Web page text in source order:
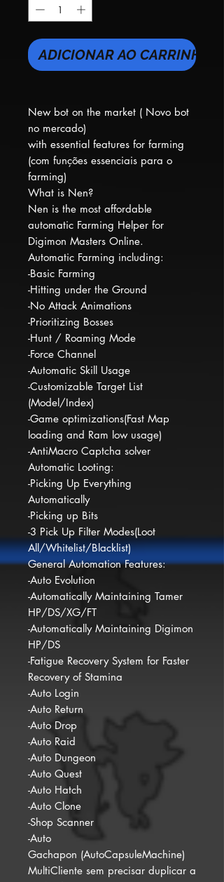
ADICIONAR AO CARRINHO
New bot on the market ( Novo bot
no mercado)
with essential features for farming
(com funções essenciais para o
farming)
What is Nen?
Nen is the most affordable
automatic Farming Helper for
Digimon Masters Online.
Automatic Farming including:
-Basic Farming
-Hitting under the Ground
-No Attack Animations
-Prioritizing Bosses
-Hunt / Roaming Mode
-Force Channel
-Automatic Skill Usage
-Customizable Target List
(Model/Index)
-Game optimizations(Fast Map
loading and Ram low usage)
-AntiMacro Captcha solver
Automatic Looting:
-Picking Up Everything
Automatically
-Picking up Bits
-3 Pick Up Filter Modes(Loot
All/Whitelist/Blacklist)
General Automation Features:
-Auto Evolution
-Automatically Maintaining Tamer
HP/DS/XG/FT
-Automatically Maintaining Digimon
HP/DS
-Fatigue Recovery System for Faster
Recovery of Stamina
-Auto Login
-Auto Return
-Auto Drop
-Auto Raid
-Auto Dungeon
-Auto Quest
-Auto Hatch
-Auto Clone
-Shop Scanner
-Auto
Gachapon (AutoCapsuleMachine)
MultiCliente sem precisar duplicar a